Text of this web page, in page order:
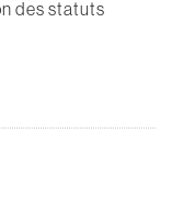
des statuts